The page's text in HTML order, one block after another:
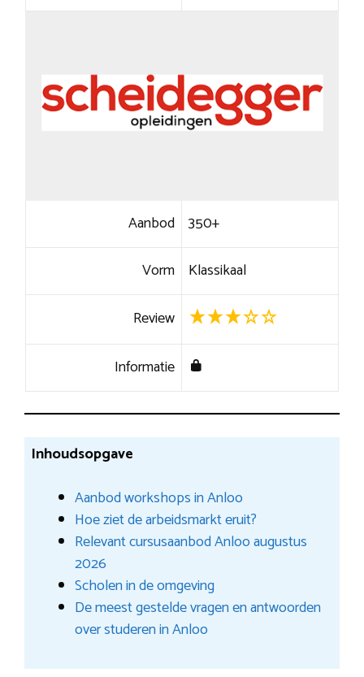
Aanbod 350+
Vorm Klassikaal
Review
Informatie
Inhoudsopgave
Aanbod workshops in Anloo
Hoe ziet de arbeidsmarkt eruit?
Relevant cursusaanbod Anloo augustus
2026
Scholen in de omgeving
De meest gestelde vragen en antwoorden
over studeren in Anloo